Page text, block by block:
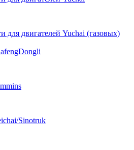
для двигателей Yuchai (газовых)
Sinotruk